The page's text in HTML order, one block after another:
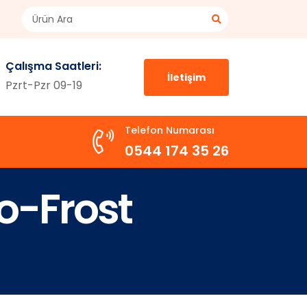
Çalışma Saatleri:
Pzrt-Pzr 09-19
İletişim
Telefon Numarası
0544 174 35 26
Frost